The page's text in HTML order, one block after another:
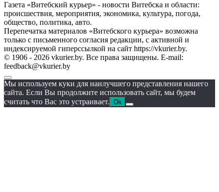
Газета «Витебский курьер» - новости Витебска и области:
происшествия, мероприятия, экономика, культура, погода,
общество, политика, авто.
Перепечатка материалов «Витебского курьера» возможна
только с письменного согласия редакции, с активной и
индексируемой гиперссылкой на сайт https://vkurier.by.
© 1906 - 2026 vkurier.by. Все права защищены. E-mail:
feedback@vkurier.by
Мы используем куки для наилучшего представления нашего
сайта. Если Вы продолжите использовать сайт, мы будем
считать что Вас это устраивает. Ok